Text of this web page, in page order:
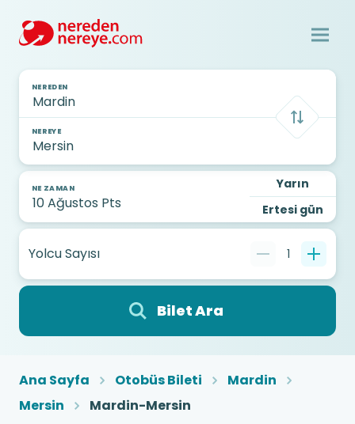
NEREDEN
NEREYE
NE ZAMAN
Yarın
Ertesi gün
Yolcu Sayısı 1
Bilet Ara
Ana Sayfa Otobüs Bileti
Mardin
Mersin
Mardin-Mersin